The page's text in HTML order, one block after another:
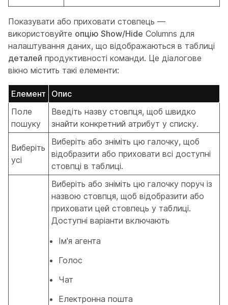
Показувати або приховати стовпець —
використовуйте опцію Show/Hide Columns для
налаштування даних, що відображаються в таблиці
деталей продуктивності команди. Це діалогове
вікно містить такі елементи:
Елемент
Опис
Поле
пошуку
Введіть назву стовпця, щоб швидко
знайти конкретний атрибут у списку.
Виберіть
усі
Виберіть або зніміть цю галочку, щоб
відобразити або приховати всі доступні
стовпці в таблиці.
Виберіть або зніміть цю галочку поруч із
назвою стовпця, щоб відобразити або
приховати цей стовпець у таблиці.
Доступні варіанти включають
Ім'я агента
Голос
Чат
Електронна пошта